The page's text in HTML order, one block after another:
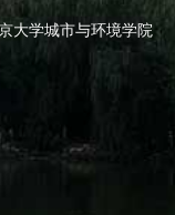
大学城市与环境学院